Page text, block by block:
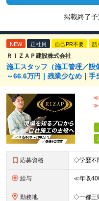
掲載終了予
NEW 正社員 自己PR不要 話
ＲＩＺＡＰ建設株式会社
施工スタッフ（施工管理／
～66.6万円｜残業少なめ｜手
≫
応募資格
給与
勤務地